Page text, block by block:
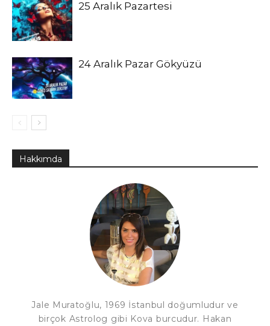
25 Aralık Pazartesi
24 Aralık Pazar Gökyüzü
Hakkımda
Jale Muratoğlu, 1969 İstanbul doğumludur ve
birçok Astrolog gibi Kova burcudur. Hakan